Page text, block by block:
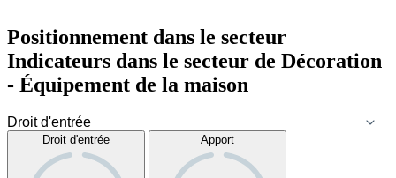
Positionnement dans le secteur
Indicateurs dans le secteur de Décoration
- Équipement de la maison
Droit d'entrée Apport